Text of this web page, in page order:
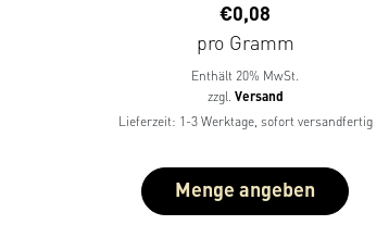
Bewertet
mit
4.88
von 5
€0,08
pro Gramm
Enthält 20% MwSt.
zzgl. Versand
Lieferzeit: 1-3 Werktage, sofort versandfertig
Menge angeben